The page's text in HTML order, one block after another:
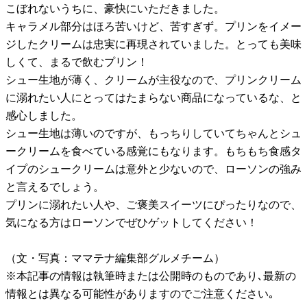
こぼれないうちに、豪快にいただきました。
キャラメル部分はほろ苦いけど、苦すぎず。プリンをイメー
ジしたクリームは忠実に再現されていました。とっても美味
しくて、まるで飲むプリン！
シュー生地が薄く、クリームが主役なので、プリンクリーム
に溺れたい人にとってはたまらない商品になっているな、と
感心しました。
シュー生地は薄いのですが、もっちりしていてちゃんとシュ
ークリームを食べている感覚にもなります。もちもち食感タ
イプのシュークリームは意外と少ないので、ローソンの強み
と言えるでしょう。
プリンに溺れたい人や、ご褒美スイーツにぴったりなので、
気になる方はローソンでぜひゲットしてください！
（文・写真：ママテナ編集部グルメチーム）
※本記事の情報は執筆時または公開時のものであり､最新の
情報とは異なる可能性がありますのでご注意ください｡